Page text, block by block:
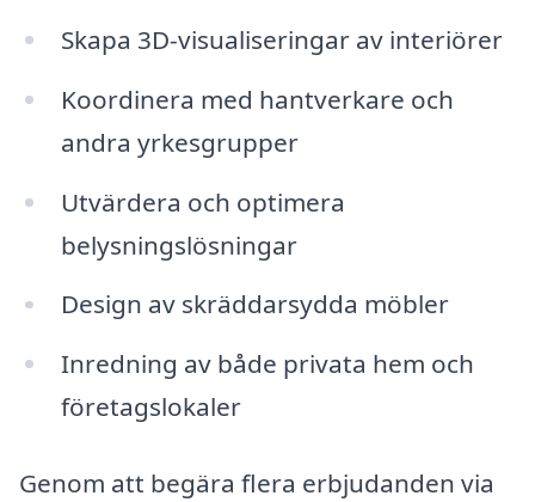
Skapa 3D-visualiseringar av interiörer
Koordinera med hantverkare och
andra yrkesgrupper
Utvärdera och optimera
belysningslösningar
Design av skräddarsydda möbler
Inredning av både privata hem och
företagslokaler
Genom att begära flera erbjudanden via